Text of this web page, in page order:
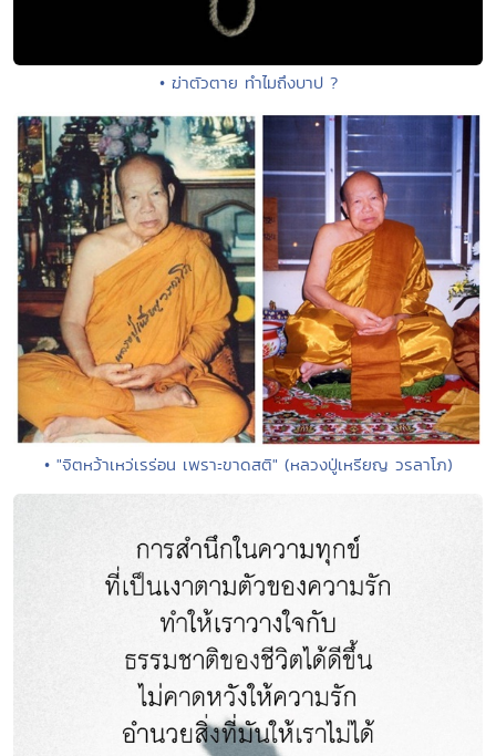
• ฆ่าตัวตาย ทำไมถึงบาป ?
• "จิตหว้าเหว่เรร่อน เพราะขาดสติ" (หลวงปู่เหรียญ วรลาโภ)